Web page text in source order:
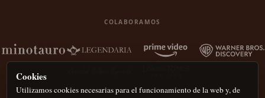
COLABORAMOS
Cookies
Utilizamos cookies necesarias para el funcionamiento de la web y, de